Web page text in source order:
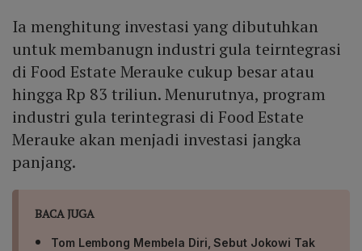
Ia menghitung investasi yang dibutuhkan
untuk membanugn industri gula teirntegrasi
di Food Estate Merauke cukup besar atau
hingga Rp 83 triliun. Menurutnya, program
industri gula terintegrasi di Food Estate
Merauke akan menjadi investasi jangka
panjang.
BACA JUGA
Tom Lembong Membela Diri, Sebut Jokowi Tak